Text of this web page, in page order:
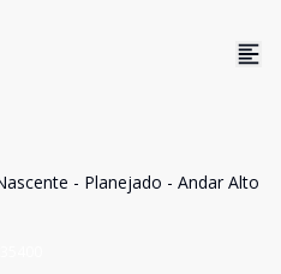
- Planejado - Andar Alto